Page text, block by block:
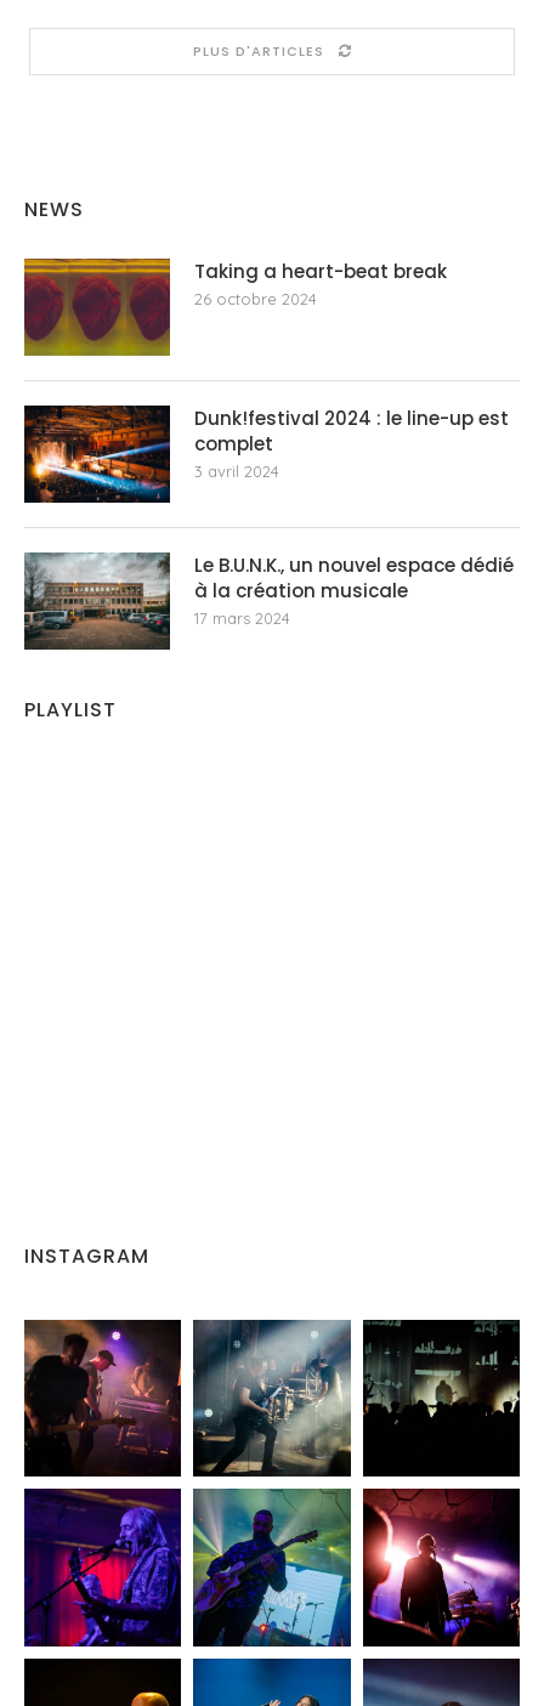
PLUS D'ARTICLES
NEWS
Taking a heart-beat break
26 octobre 2024
Dunk!festival 2024 : le line-up est
complet
3 avril 2024
Le B.U.N.K., un nouvel espace dédié
à la création musicale
17 mars 2024
PLAYLIST
INSTAGRAM